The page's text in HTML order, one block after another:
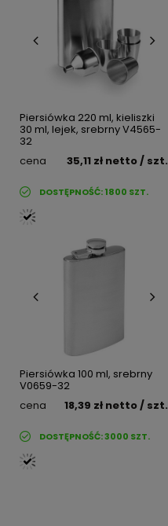
Piersiówka 220 ml, kieliszki
30 ml, lejek, srebrny V4565-
32
cena
35,11 zł netto/ szt.
DOSTĘPNOŚĆ:1800 SZT.
Piersiówka 100 ml, srebrny
V0659-32
cena
18,39 zł netto/ szt.
DOSTĘPNOŚĆ:3000 SZT.